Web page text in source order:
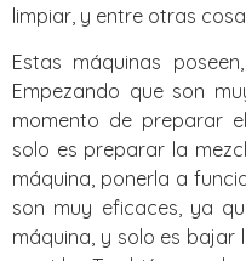
limpiar, y entre otras
Estas máquinas
Empezando que son
momento de preparar
solo es preparar la
máquina, ponerla a
son muy eficaces, ya
máquina, y solo es